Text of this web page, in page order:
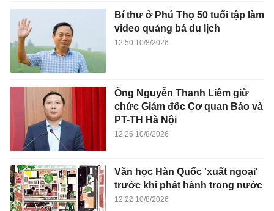
Bí thư ở Phú Thọ 50 tuổi tập làm
video quảng bá du lịch
12:50 10/8/2026
Ông Nguyễn Thanh Liêm giữ
chức Giám đốc Cơ quan Báo và
PT-TH Hà Nội
12:26 10/8/2026
Văn học Hàn Quốc 'xuất ngoại'
trước khi phát hành trong nước
12:22 10/8/2026